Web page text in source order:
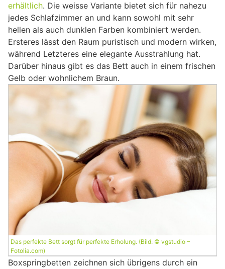
erhältlich. Die weisse Variante bietet sich für nahezu
jedes Schlafzimmer an und kann sowohl mit sehr
hellen als auch dunklen Farben kombiniert werden.
Ersteres lässt den Raum puristisch und modern wirken,
während Letzteres eine elegante Ausstrahlung hat.
Darüber hinaus gibt es das Bett auch in einem frischen
Gelb oder wohnlichem Braun.
Das perfekte Bett sorgt für perfekte Erholung. (Bild: © vgstudio –
Fotolia.com)
Boxspringbetten zeichnen sich übrigens durch ein